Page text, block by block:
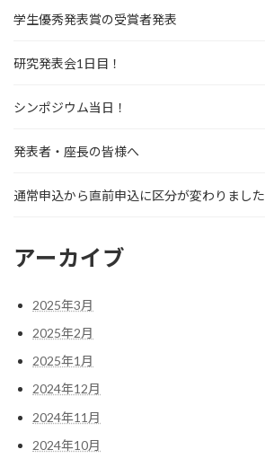
学生優秀発表賞の受賞者発表
研究発表会1日目！
シンポジウム当日！
発表者・座長の皆様へ
通常申込から直前申込に区分が変わりました
アーカイブ
2025年3月
2025年2月
2025年1月
2024年12月
2024年11月
2024年10月